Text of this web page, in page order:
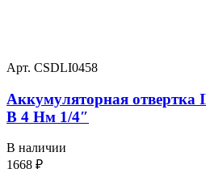
Арт. CSDLI0458
Аккумуляторная отвертка
В 4 Нм 1/4″
В наличии
1668 ₽